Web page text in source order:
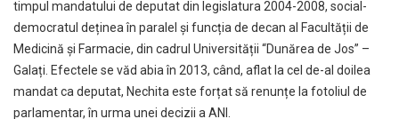
timpul mandatului de deputat din legislatura 2004-2008, social-
democratul deținea în paralel și funcția de decan al Facultății de
Medicină și Farmacie, din cadrul Universității “Dunărea de Jos” –
Galați. Efectele se văd abia în 2013, când, aflat la cel de-al doilea
mandat ca deputat, Nechita este forțat să renunțe la fotoliul de
parlamentar, în urma unei decizii a ANI.